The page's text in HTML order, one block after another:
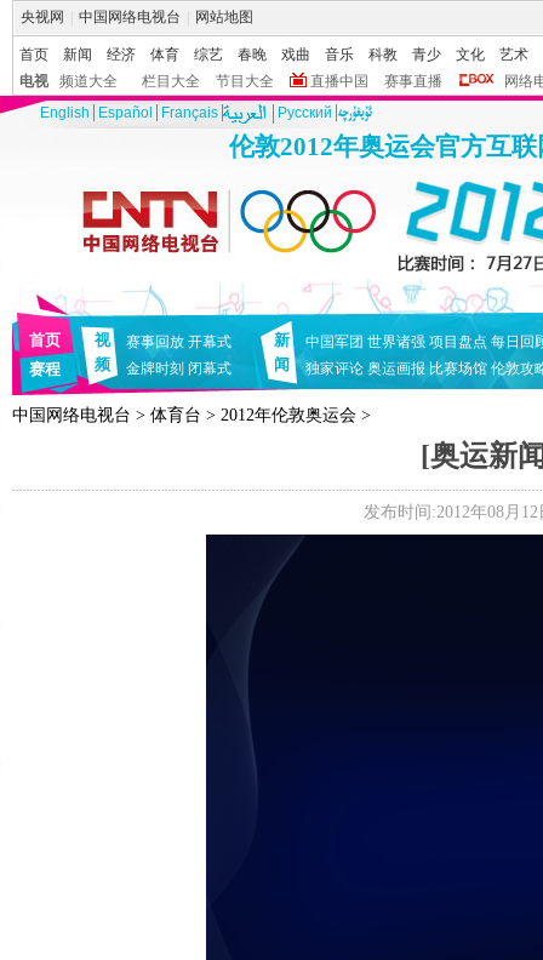
央视网 中国网络电视台 网站地图
首页 新闻 经济 体育 综艺 春晚 戏曲 音乐 科教 青少 文化
艺术
电视
频道大全 栏目大全 节目大全 直播中国 赛事直播
网络
English
Español Français Pусский
伦敦2012年奥运会官方互
首页
赛程
视
频
赛事回放 开幕式
金牌时刻 闭幕式
新
闻
中国军团 世界诸强 项目盘点 每日回
独家评论 奥运画报 比赛场馆 伦敦攻
中国网络电视台 > 体育台 > 2012年伦敦奥运会 >
[奥运新
发布时间:2012年08月